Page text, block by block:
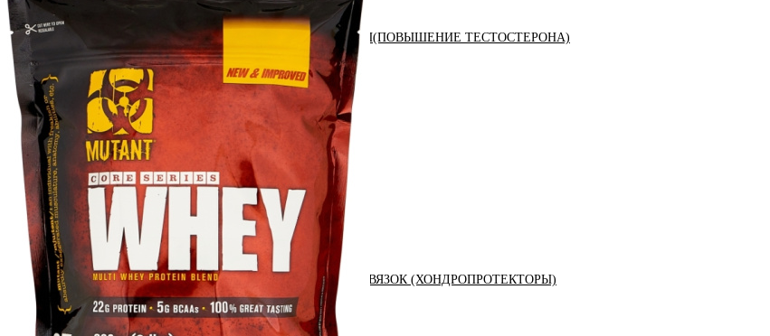
АНАБОЛИЧЕСКИЕ КОМПЛЕКСЫ(ПОВЫШЕНИЕ ТЕСТОСТЕРОНА)
АКСЕССУАРЫ
ДОБАВКИ ДЛЯ СУСТАВОВ И СВЯЗОК (ХОНДРОПРОТЕКТОРЫ)